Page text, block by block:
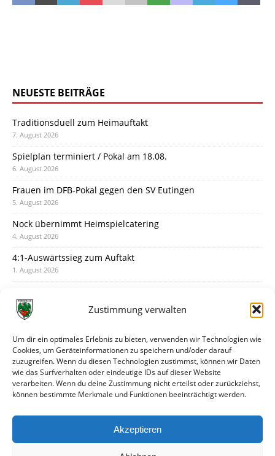
Zustimmung verwalten
Um dir ein optimales Erlebnis zu bieten, verwenden wir Technologien wie
Cookies, um Geräteinformationen zu speichern und/oder darauf
zuzugreifen. Wenn du diesen Technologien zustimmst, können wir Daten
wie das Surfverhalten oder eindeutige IDs auf dieser Website
verarbeiten. Wenn du deine Zustimmung nicht erteilst oder zurückziehst,
können bestimmte Merkmale und Funktionen beeinträchtigt werden.
Akzeptieren
NEUESTE BEITRÄGE
Traditionsduell zum Heimauftakt
7. August 2026
Spielplan terminiert / Pokal am 18.08.
6. August 2026
Frauen im DFB-Pokal gegen den SV Eutingen
5. August 2026
Nock übernimmt Heimspielcatering
4. August 2026
4:1-Auswärtssieg zum Auftakt
1. August 2026
31. Juli 2026
30. Juli 2026
Deine Spielminute: 89+1
28. Juli 2026
Neuer Rückensponsor
Neue Podcast-Folge: So tickt Björn!
27. Juli 2026